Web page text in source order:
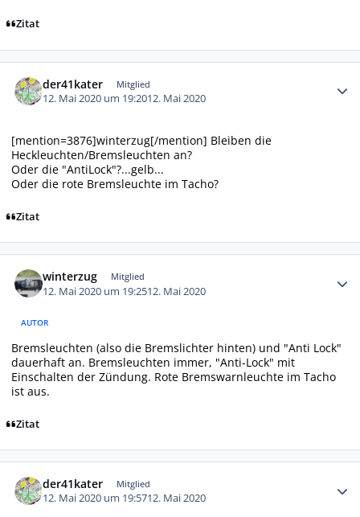
Zitat
der41kater Mitglied
12. Mai 2020 um 19:2012. Mai 2020
[mention=3876]winterzug[/mention] Bleiben die
Heckleuchten/Bremsleuchten an?
Oder die "AntiLock"?...gelb...
Oder die rote Bremsleuchte im Tacho?
Zitat
winterzug Mitglied
12. Mai 2020 um 19:2512. Mai 2020
AUTOR
Bremsleuchten (also die Bremslichter hinten) und "Anti Lock"
dauerhaft an. Bremsleuchten immer, "Anti-Lock" mit
Einschalten der Zündung. Rote Bremswarnleuchte im Tacho
ist aus.
Zitat
der41kater Mitglied
12. Mai 2020 um 19:5712. Mai 2020